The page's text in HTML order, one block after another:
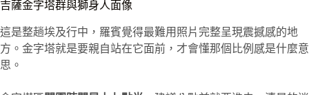
吉薩金字塔群與獅身人面像
這是整趟埃及行中，羅賓覺得最難用照片完整呈現震撼感的地
方。金字塔就是要親自站在它面前，才會懂那個比例感是什麼意
思。